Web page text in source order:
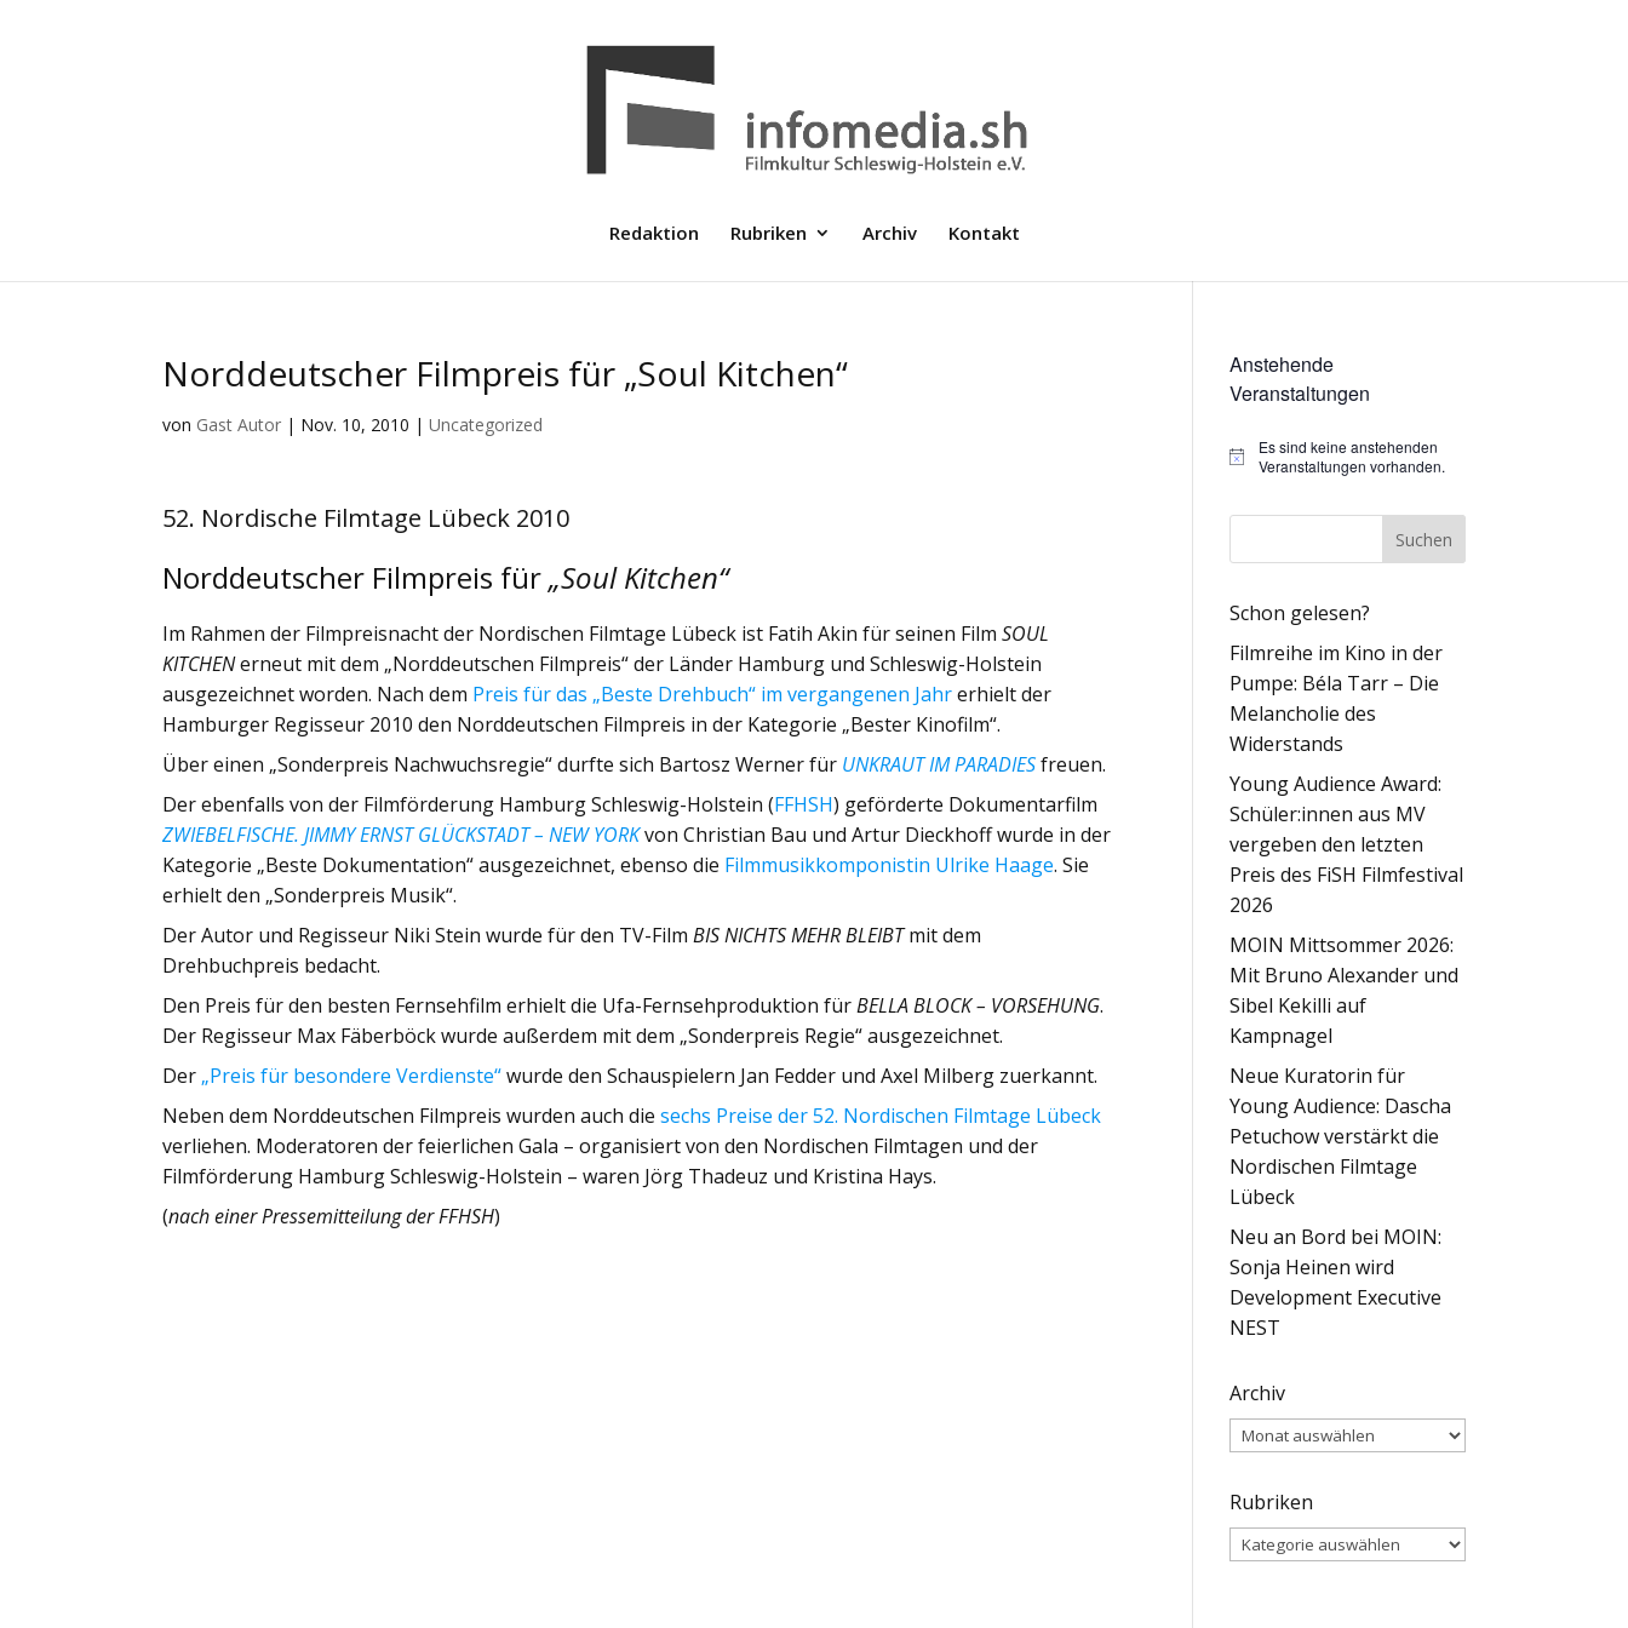
Redaktion Rubriken Archiv Kontakt
Norddeutscher Filmpreis für „Soul Kitchen“
von Gast Autor | Nov. 10, 2010 |Uncategorized
52. Nordische Filmtage Lübeck 2010
Norddeutscher Filmpreis für„Soul Kitchen“
Im Rahmen der Filmpreisnacht der Nordischen Filmtage Lübeck ist Fatih Akin für seinen FilmSOUL
KITCHENerneut mit dem „Norddeutschen Filmpreis“ der Länder Hamburg und Schleswig-Holstein
ausgezeichnet worden. Nach dem Preis für das „Beste Drehbuch“ im vergangenen Jahrerhielt der
Hamburger Regisseur 2010 den Norddeutschen Filmpreis in der Kategorie „Bester Kinofilm“.
Über einen „Sonderpreis Nachwuchsregie“ durfte sich Bartosz Werner für UNKRAUT IM PARADIESfreuen.
Der ebenfalls von der Filmförderung Hamburg Schleswig-Holstein (FFHSH) geförderte Dokumentarfilm
ZWIEBELFISCHE. JIMMY ERNST GLÜCKSTADT – NEW YORKvon Christian Bau und Artur Dieckhoff wurde in der
Kategorie „Beste Dokumentation“ ausgezeichnet, ebenso die Filmmusikkomponistin Ulrike Haage. Sie
erhielt den „Sonderpreis Musik“.
Der Autor und Regisseur Niki Stein wurde für den TV-FilmBIS NICHTS MEHR BLEIBTmit dem
Drehbuchpreis bedacht.
Den Preis für den besten Fernsehfilm erhielt die Ufa-Fernsehproduktion fürBELLA BLOCK – VORSEHUNG.
Der Regisseur Max Fäberböck wurde außerdem mit dem „Sonderpreis Regie“ ausgezeichnet.
Der „Preis für besondere Verdienste“wurde den Schauspielern Jan Fedder und Axel Milberg zuerkannt.
Neben dem Norddeutschen Filmpreis wurden auch diesechs Preise der 52. Nordischen Filmtage Lübeck
verliehen. Moderatoren der feierlichen Gala – organisiert von den Nordischen Filmtagen und der
Filmförderung Hamburg Schleswig-Holstein – waren Jörg Thadeuz und Kristina Hays.
(nach einer Pressemitteilung der FFHSH)
Anstehende
Veranstaltungen
Hinweis
Es sind keine anstehenden
Veranstaltungen vorhanden.
Schon gelesen?
Filmreihe im Kino in der
Pumpe: Béla Tarr – Die
Melancholie des
Widerstands
Young Audience Award:
Schüler:innen aus MV
vergeben den letzten
Preis des FiSH Filmfestival
2026
MOIN Mittsommer 2026:
Mit Bruno Alexander und
Sibel Kekilli auf
Kampnagel
Neue Kuratorin für
Young Audience: Dascha
Petuchow verstärkt die
Nordischen Filmtage
Lübeck
Neu an Bord bei MOIN:
Sonja Heinen wird
Development Executive
NEST
Archiv
Archiv
Rubriken
Rubriken